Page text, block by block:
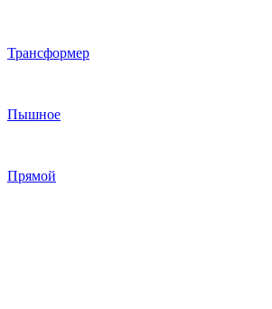
Трансформер
Пышное
Прямой